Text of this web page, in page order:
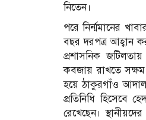
নিতেন।
পরে নির্ন্মমানের
বছর দরপত্র আহ্বান
প্রশাসনিক জটিলতায়
কবজায় রাখতে সক্ষম
হয়ে ঠাকুরগাঁও
প্রতিনিধি হিসেবে
রেখেছেন।